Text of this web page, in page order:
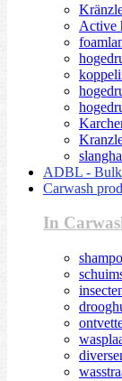
Active
ADBL - Bulk
Carwash
In